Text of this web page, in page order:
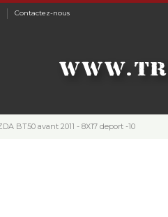
Contactez-nous
BT50 avant 2011 - 8X17 deport -10